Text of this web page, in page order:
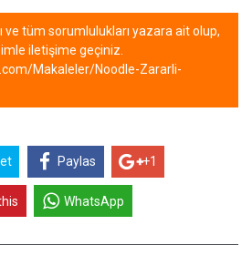
ve tüm sorumlulukları yazara ait olup,
iletişime geçiniz.
Makaleler/Noodle-Zararli-
Paylas +1
WhatsApp